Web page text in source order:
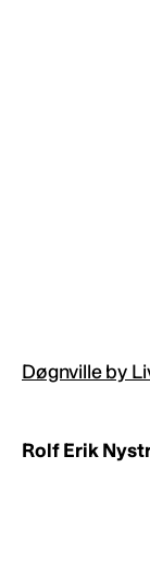
Døgnville by
Rolf Erik